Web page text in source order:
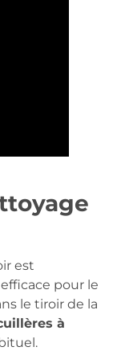
est
efficace pour le
le tiroir de la
à